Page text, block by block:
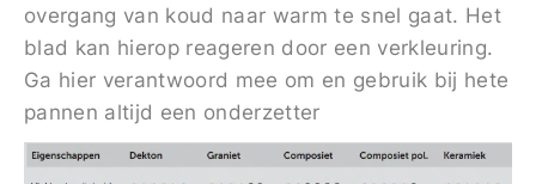
overgang van koud naar warm te snel gaat. Het
blad kan hierop reageren door een verkleuring.
Ga hier verantwoord mee om en gebruik bij hete
pannen altijd een onderzetter